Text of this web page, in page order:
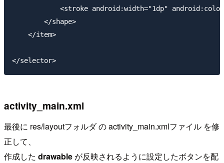
<stroke android:width="1dp"
        </shape>
    </item>
activity_main.xml
最後に res/layoutフォルダ の activity_main.xmlファイル を修
正して、
作成した drawable が反映されるように設定したボタンを配